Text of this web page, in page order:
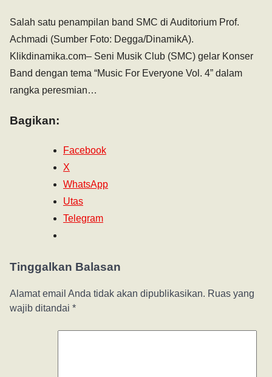
Salah satu penampilan band SMC di Auditorium Prof.
Achmadi (Sumber Foto: Degga/DinamikA).
Klikdinamika.com– Seni Musik Club (SMC) gelar Konser
Band dengan tema “Music For Everyone Vol. 4” dalam
rangka peresmian…
Bagikan:
Facebook
X
WhatsApp
Utas
Telegram
Tinggalkan Balasan
Alamat email Anda tidak akan dipublikasikan. Ruas yang
wajib ditandai *